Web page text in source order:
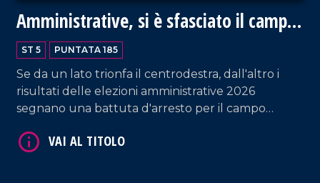
Amministrative, si è sfasciato il campo
largo
ST 5 PUNTATA 185
Se da un lato trionfa il centrodestra, dall'altro i
risultati delle elezioni amministrative 2026
segnano una battuta d'arresto per il campo
Fausto Orsomarso, senatore di Fratelli d'Italia, e
VAI AL TITOLO